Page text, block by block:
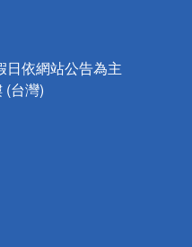
日依網站公告為主
(台灣)